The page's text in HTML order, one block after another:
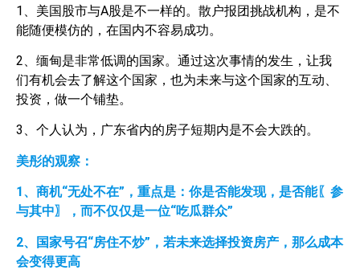
1、美国股市与A股是不一样的。散户报团挑战机构，是不
能随便模仿的，在国内不容易成功。
2、缅甸是非常低调的国家。通过这次事情的发生，让我
们有机会去了解这个国家，也为未来与这个国家的互动、
投资，做一个铺垫。
3、个人认为，广东省内的房子短期内是不会大跌的。
美彤的观察：
1 、商机“无处不在”，重点是：你是否能发现，是否能〖参
与其中〗，而不仅仅是一位“吃瓜群众”
2、国家号召“房住不炒”，若未来选择投资房产，那么成本
会变得更高